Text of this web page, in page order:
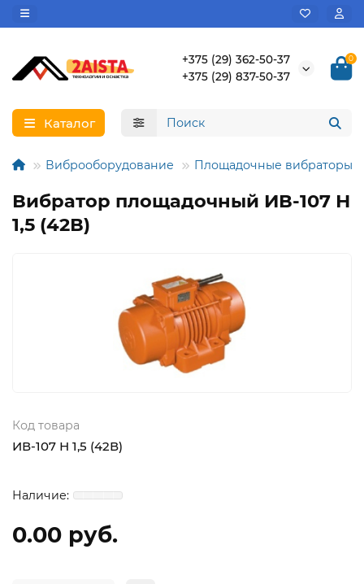
+375 (29) 362-50-37
+375 (29) 837-50-37
0
Каталог
Виброоборудование Площадочные вибраторы
Вибратор площадочный ИВ-107 Н
1,5 (42В)
Код товара
ИВ-107 Н 1,5 (42В)
0.00 руб.